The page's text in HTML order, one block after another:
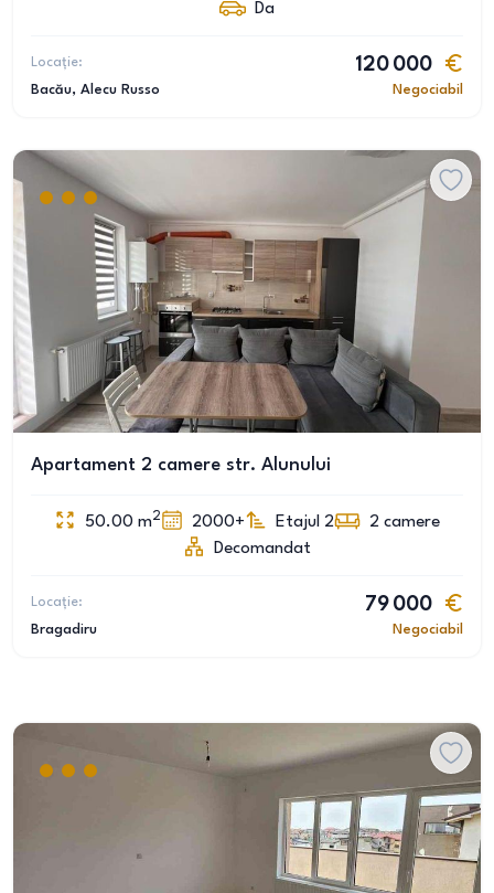
Da
Locație:
Bacău, Alecu Russo
120 000
Negociabil
Apartament 2 camere str. Alunului
50.00 m2 2000+ Etajul 2 2 camere
Decomandat
Locație:
Bragadiru
79 000
Negociabil